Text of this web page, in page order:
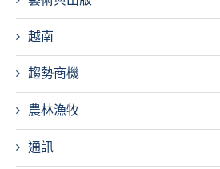
越南
趨勢商機
農林漁牧
通訊